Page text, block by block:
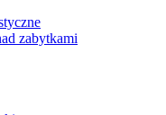
zabytkami